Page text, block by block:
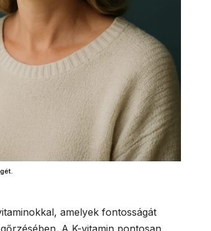
amelyek fontosságát
A K-vitamin pontosan